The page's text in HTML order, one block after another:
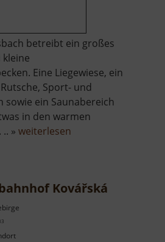
betreibt ein großes
kleine
Eine Liegewiese, ein
Sport- und
sowie ein Saunabereich
in den warmen
» weiterlesen
Kovářská